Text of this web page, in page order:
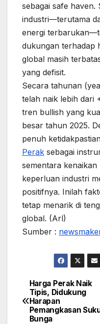
sebagai safe haven.
industri—terutama
energi
dukungan terhadap
global masih
yang defisit.
Secara tahunan
telah naik lebih dari
tren bullish yang
besar tahun 2025.
penuh
Perak sebagai
sementara
keperluan industri
positifnya. Inilah
tetap menarik di
global. (Arl)
Sumber :
Post
Harga Perak Naik
Tipis, Didukung
Harapan
Pemangkasan
Bunga